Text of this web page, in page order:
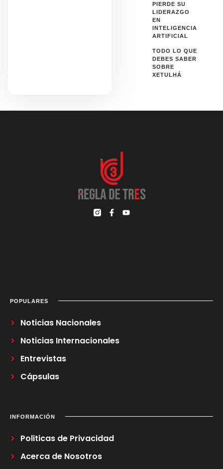
PIERDE SU
LIDERAZGO
EN
INTELIGENCIA
ARTIFICIAL
TODO LO QUE
DEBES SABER
SOBRE
XETULHÁ
POPULARES
Noticias Nacionales
Noticias Internacionales
Entrevistas
Cápsulas
INFORMACIÓN
Politicas de Privacidad
Acerca de Nosotros